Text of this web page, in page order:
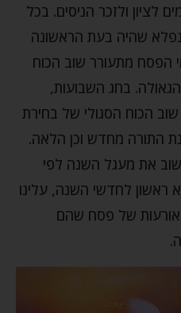
לציון ולזכר הניסים. בכל
נפלא שהיה בעת הראשונה
הפסח מתעורר שוב הכוח
בחג השבועות,
הכוח הסגולי של בחירת
התורה מחדש וכן הלאה.
שוב את מעגל השנה לפי
ראשון לחדשי השנה, עלינו
של פסח שהם